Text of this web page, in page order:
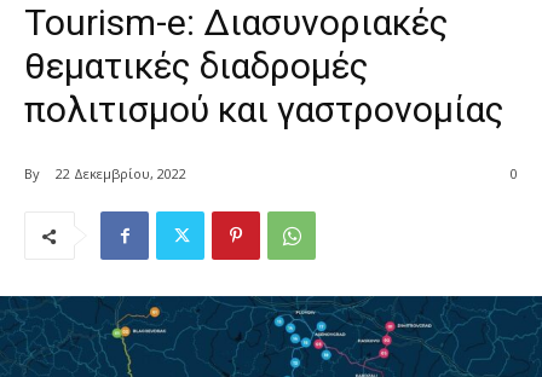
Tourism-e: Διασυνοριακές
θεματικές διαδρομές
πολιτισμού και γαστρονομίας
By 22 Δεκεμβρίου, 2022 0